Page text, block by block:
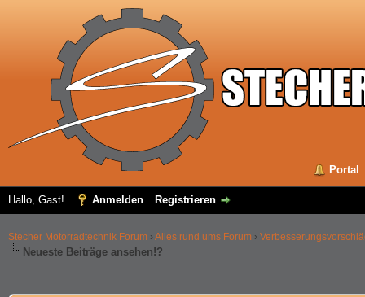
Portal
Hallo, Gast! Anmelden Registrieren
Stecher Motorradtechnik Forum › Alles rund ums Forum ›
Neueste Beiträge ansehen!?